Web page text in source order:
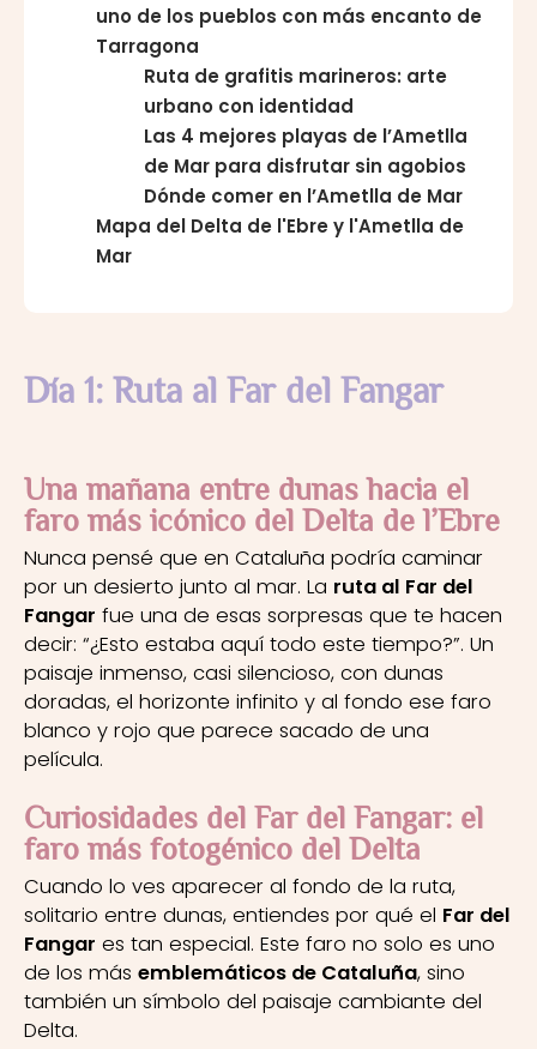
uno de los pueblos con más encanto de
Tarragona
Ruta de grafitis marineros: arte
urbano con identidad
Las 4 mejores playas de l’Ametlla
de Mar para disfrutar sin agobios
Dónde comer en l’Ametlla de Mar
Mapa del Delta de l'Ebre y l'Ametlla de
Mar
Día 1: Ruta al Far del Fangar
Una mañana entre dunas hacia el
faro más icónico del Delta de l’Ebre
Nunca pensé que en Cataluña podría caminar
por un desierto junto al mar. La ruta al Far del
Fangar fue una de esas sorpresas que te hacen
decir: “¿Esto estaba aquí todo este tiempo?”. Un
paisaje inmenso, casi silencioso, con dunas
doradas, el horizonte infinito y al fondo ese faro
blanco y rojo que parece sacado de una
película.
Curiosidades del Far del Fangar: el
faro más fotogénico del Delta
Cuando lo ves aparecer al fondo de la ruta,
solitario entre dunas, entiendes por qué el Far del
Fangar es tan especial. Este faro no solo es uno
de los más emblemáticos de Cataluña, sino
también un símbolo del paisaje cambiante del
Delta.